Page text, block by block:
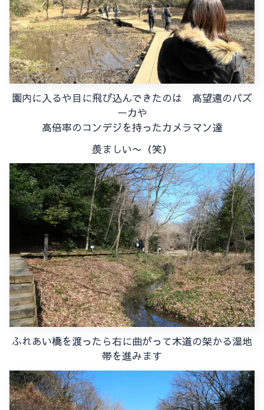
園内に入るや目に飛び込んできたのは 高望遠のバズ
ーカや
高倍率のコンデジを持ったカメラマン達
羨ましい〜（笑）
ふれあい橋を渡ったら右に曲がって木道の架かる湿地
帯を進みます